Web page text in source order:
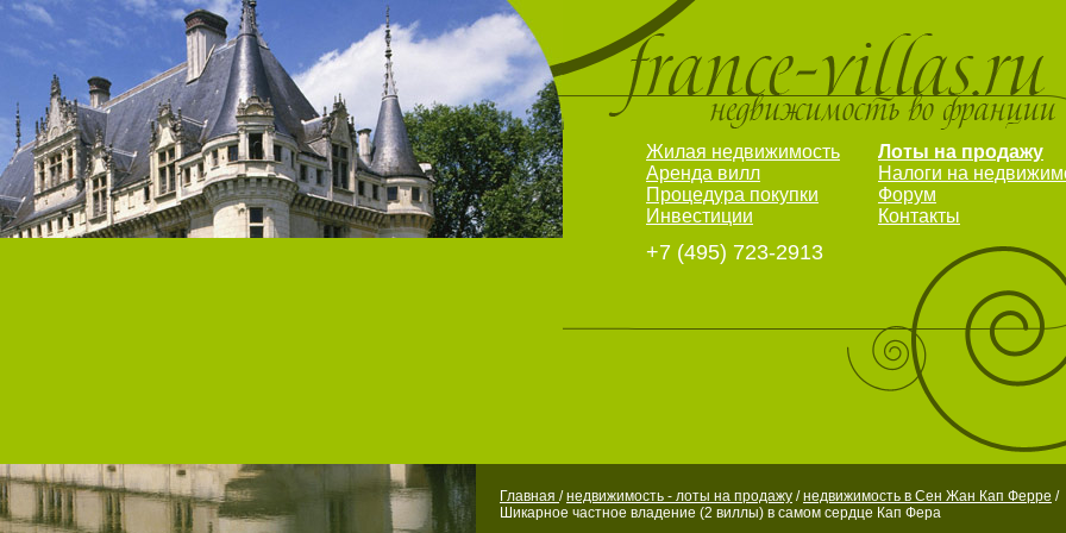
Жилая недвижимость
Аренда вилл
Процедура покупки
Инвестиции
Лоты на продажу
Налоги на
Форум
Контакты
+7 (495) 723-2913
Главная /недвижимость - лоты на продажу /недвижимость в Сен Жан Кап Ферре /
Шикарное частное владение (2 виллы) в самом сердце Кап Фера